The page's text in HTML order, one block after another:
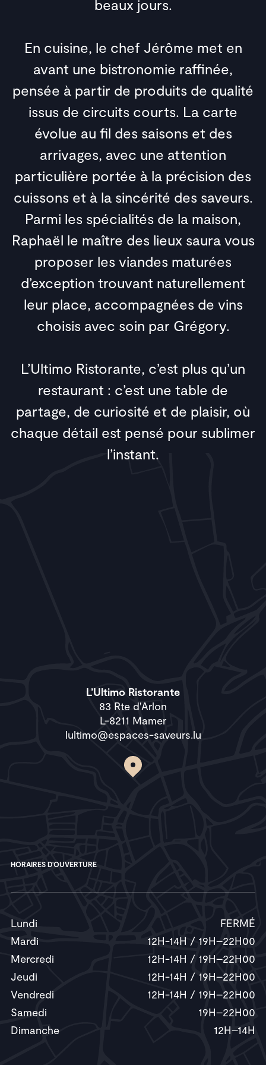
beaux jours.
En cuisine, le chef Jérôme met en
avant une bistronomie raffinée,
pensée à partir de produits de qualité
issus de circuits courts. La carte
évolue au fil des saisons et des
arrivages, avec une attention
particulière portée à la précision des
cuissons et à la sincérité des saveurs.
Parmi les spécialités de la maison,
Raphaël le maître des lieux saura vous
proposer les viandes maturées
d’exception trouvant naturellement
leur place, accompagnées de vins
choisis avec soin par Grégory.
L’Ultimo Ristorante, c’est plus qu’un
restaurant : c’est une table de
partage, de curiosité et de plaisir, où
chaque détail est pensé pour sublimer
l’instant.
L’Ultimo Ristorante
83 Rte d'Arlon
L-8211 Mamer
lultimo@espaces-saveurs.lu
HORAIRES D'OUVERTURE
Lundi
FERMÉ
Mardi
12H-14H / 19H–22H00
Mercredi
12H-14H / 19H–22H00
Jeudi
12H-14H / 19H–22H00
Vendredi
12H-14H / 19H–22H00
Samedi
19H–22H00
Dimanche
12H–14H